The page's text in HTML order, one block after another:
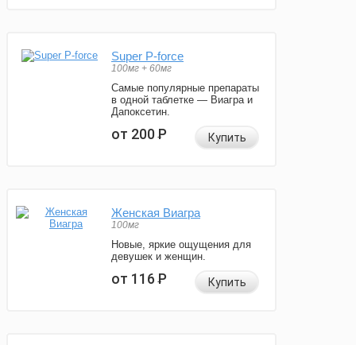
Super P-force
100мг + 60мг
Самые популярные препараты
в одной таблетке — Виагра и
Дапоксетин.
от 200Р Купить
Женская Виагра
100мг
Новые, яркие ощущения для
девушек и женщин.
от 116Р Купить